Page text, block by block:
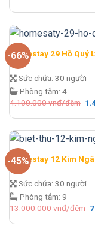
là:
-66%
Homestay 29 Hồ Quý
Sức chứa: 30 người
Phòng tắm: 4
4.100.000vnđ/đêm Giá
là:
-45%
Homestay 12 Kim
Sức chứa: 30 người
Phòng tắm: 9
13.000.000vnđ/đêm